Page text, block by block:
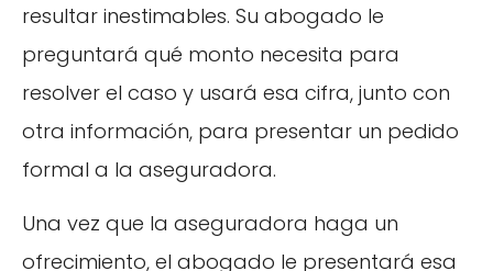
resultar inestimables. Su abogado le
preguntará qué monto necesita para
resolver el caso y usará esa cifra, junto con
otra información, para presentar un pedido
formal a la aseguradora.
Una vez que la aseguradora haga un
ofrecimiento, el abogado le presentará esa